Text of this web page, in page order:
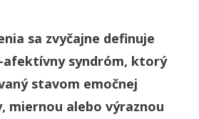
sa zvyčajne definuje
syndróm, ktorý
stavom emočnej
miernou alebo výraznou